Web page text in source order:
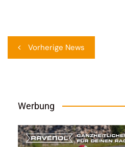
Vorherige News
Werbung